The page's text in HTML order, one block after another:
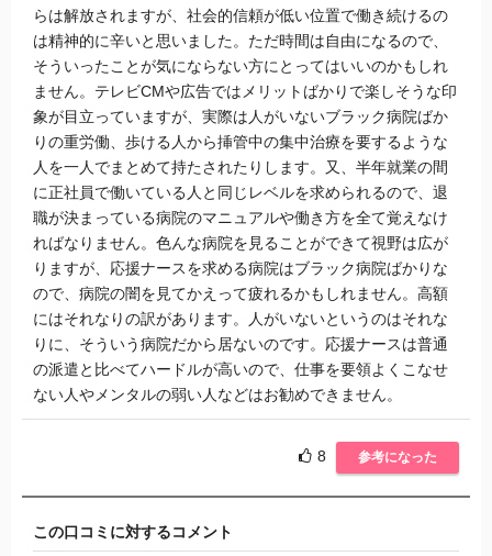
らは解放されますが、社会的信頼が低い位置で働き続けるの
は精神的に辛いと思いました。ただ時間は自由になるので、
そういったことが気にならない方にとってはいいのかもしれ
ません。テレビCMや広告ではメリットばかりで楽しそうな印
象が目立っていますが、実際は人がいないブラック病院ばか
りの重労働、歩ける人から挿管中の集中治療を要するような
人を一人でまとめて持たされたりします。又、半年就業の間
に正社員で働いている人と同じレベルを求められるので、退
職が決まっている病院のマニュアルや働き方を全て覚えなけ
ればなりません。色んな病院を見ることができて視野は広が
りますが、応援ナースを求める病院はブラック病院ばかりな
ので、病院の闇を見てかえって疲れるかもしれません。高額
にはそれなりの訳があります。人がいないというのはそれな
りに、そういう病院だから居ないのです。応援ナースは普通
の派遣と比べてハードルが高いので、仕事を要領よくこなせ
ない人やメンタルの弱い人などはお勧めできません。
8 参考になった
この口コミに対するコメント